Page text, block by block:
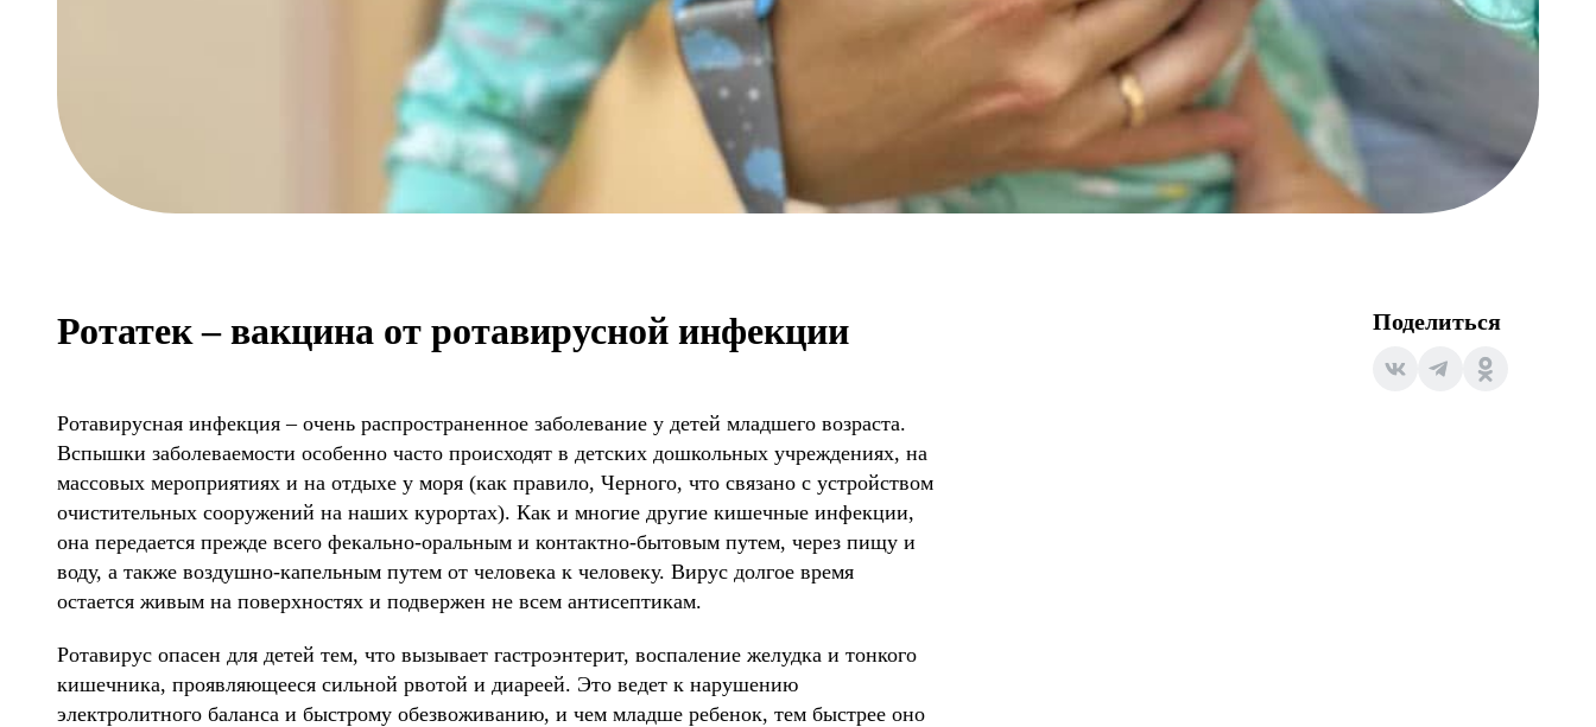
Ротатек – вакцина от ротавирусной инфекции
Ротавирусная инфекция – очень распространенное заболевание у детей младшего возраста.
Вспышки заболеваемости особенно часто происходят в детских дошкольных учреждениях, на
массовых мероприятиях и на отдыхе у моря (как правило, Черного, что связано с устройством
очистительных сооружений на наших курортах). Как и многие другие кишечные инфекции,
она передается прежде всего фекально-оральным и контактно-бытовым путем, через пищу и
воду, а также воздушно-капельным путем от человека к человеку. Вирус долгое время
остается живым на поверхностях и подвержен не всем антисептикам.
Ротавирус опасен для детей тем, что вызывает гастроэнтерит, воспаление желудка и тонкого
кишечника, проявляющееся сильной рвотой и диареей. Это ведет к нарушению
электролитного баланса и быстрому обезвоживанию, и чем младше ребенок, тем быстрее оно
Поделиться